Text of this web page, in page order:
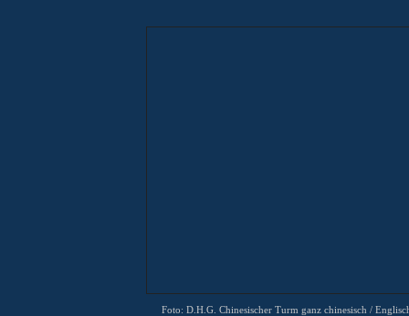
Foto: D.H.G. Chinesischer Turm ganz chinesisch /